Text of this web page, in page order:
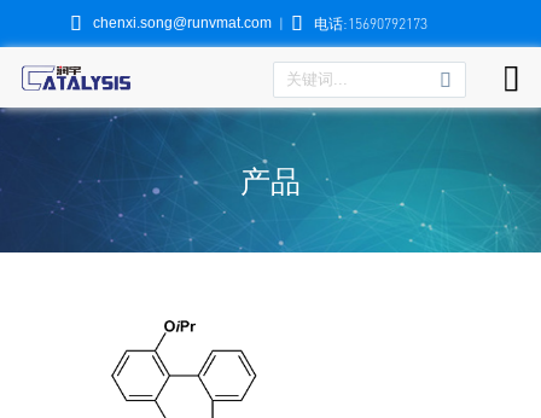
 chenxi.song@runvmat.com |  电话:15690792173

产品